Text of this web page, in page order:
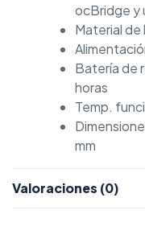
ocBridge y
Material de
Batería de
horas
Temp.
mm
Valoraciones (0)